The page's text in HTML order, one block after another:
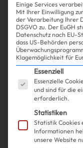
Shopping Beauty
Wir haben
über ihre
Mascara,
Songs
Einige Services
Mit Ihrer Einwilligung
der Verarbeitung Ihrer
DSGVO zu. Der EuGH
Datenschutz nach EU-
dass US-Behörden
Klagemöglichkeit für
Es folgt eine
Essenziell
Essenzielle
und sind für die
erforderlich.
Statistiken
Statistik Cookies
Informationen
unsere Website